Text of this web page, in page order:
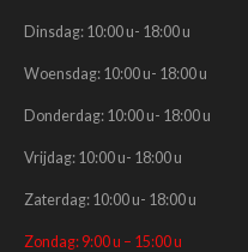
Dinsdag: 10:00 u- 18:00 u
Woensdag: 10:00 u- 18:00 u
Donderdag: 10:00 u- 18:00 u
Vrijdag: 10:00 u- 18:00 u
Zaterdag: 10:00 u- 18:00 u
Zondag: 9:00 u – 15:00 u